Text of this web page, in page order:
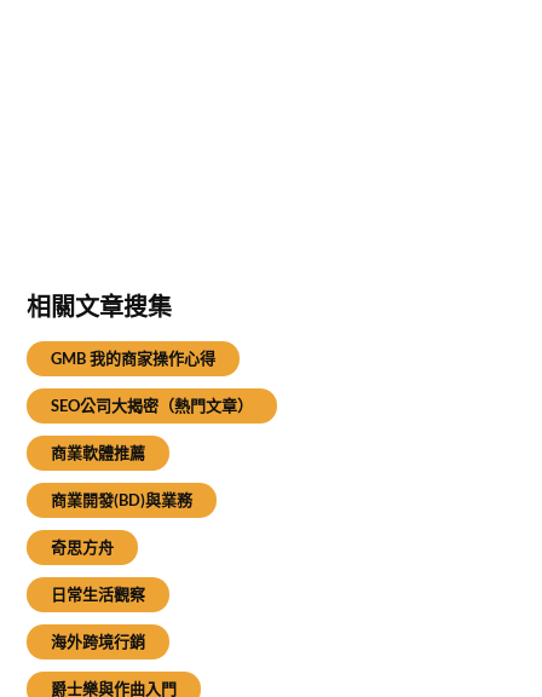
相關文章搜集
GMB 我的商家操作心得
SEO公司大揭密（熱門文章）
商業軟體推薦
商業開發(BD)與業務
奇思方舟
日常生活觀察
海外跨境行銷
爵士樂與作曲入門